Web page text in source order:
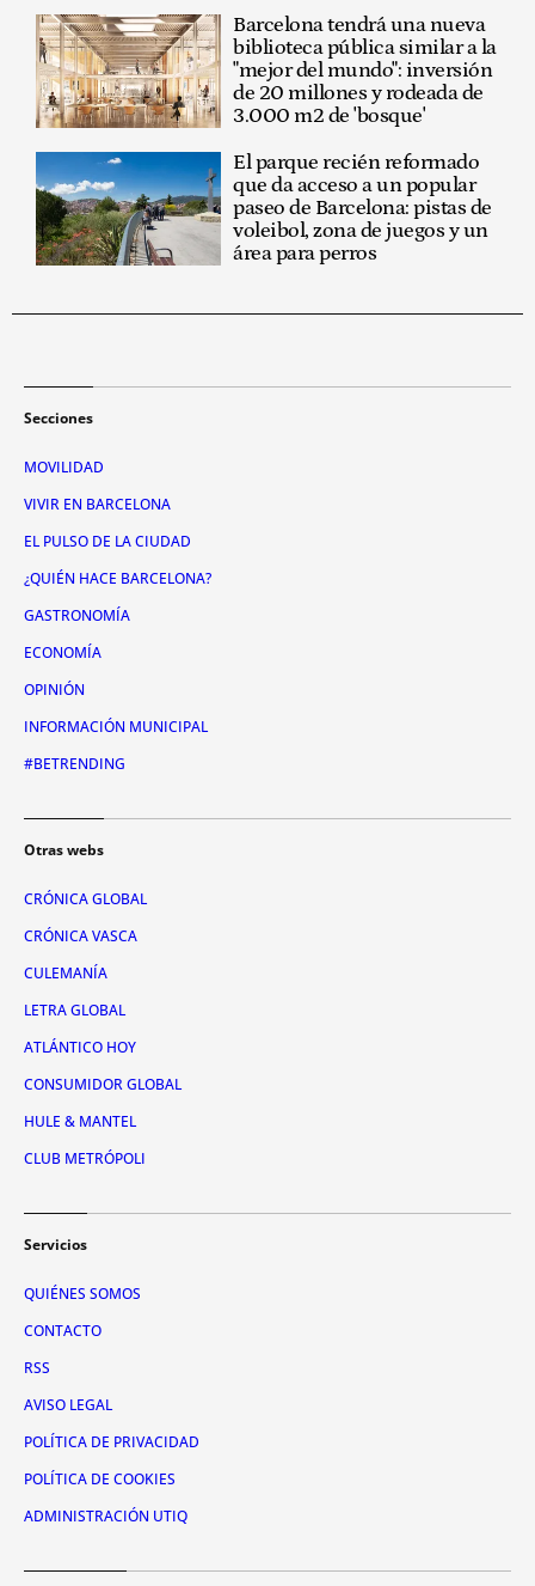
Barcelona tendrá una nueva
biblioteca pública similar a la
"mejor del mundo": inversión
de 20 millones y rodeada de
3.000 m2 de 'bosque'
El parque recién reformado
que da acceso a un popular
paseo de Barcelona: pistas de
voleibol, zona de juegos y un
área para perros
Secciones
MOVILIDAD
VIVIR EN BARCELONA
EL PULSO DE LA CIUDAD
¿QUIÉN HACE BARCELONA?
GASTRONOMÍA
ECONOMÍA
OPINIÓN
INFORMACIÓN MUNICIPAL
#BETRENDING
Otras webs
CRÓNICA GLOBAL
CRÓNICA VASCA
CULEMANÍA
LETRA GLOBAL
ATLÁNTICO HOY
CONSUMIDOR GLOBAL
HULE & MANTEL
CLUB METRÓPOLI
Servicios
QUIÉNES SOMOS
CONTACTO
RSS
AVISO LEGAL
POLÍTICA DE PRIVACIDAD
POLÍTICA DE COOKIES
ADMINISTRACIÓN UTIQ